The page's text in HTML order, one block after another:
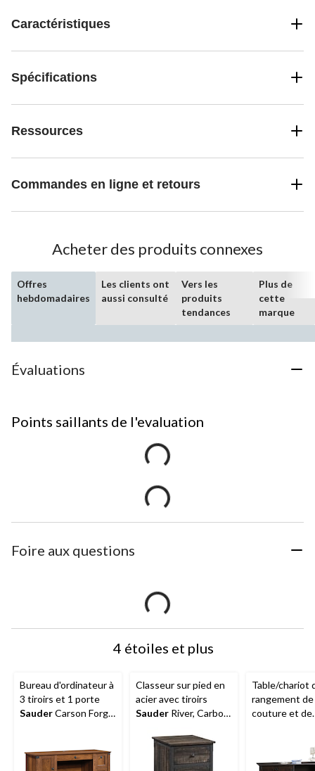
Caractéristiques
Spécifications
Ressources
Commandes en ligne et retours
Acheter des produits connexes
Offres
hebdomadaires
Les clients ont
aussi consulté
Vers les
produits
tendances
Plus de
cette
marque
Évaluations
Points saillants de l'evaluation
Foire aux questions
4 étoiles et plus
Bureau d'ordinateur à
3 tiroirs et 1 porte
SauderCarson Forge,
Classeur sur pied en
acier avec tiroirs
Sauder River, Carbon
Table/chariot
rangement de
couture et de
verrouillables